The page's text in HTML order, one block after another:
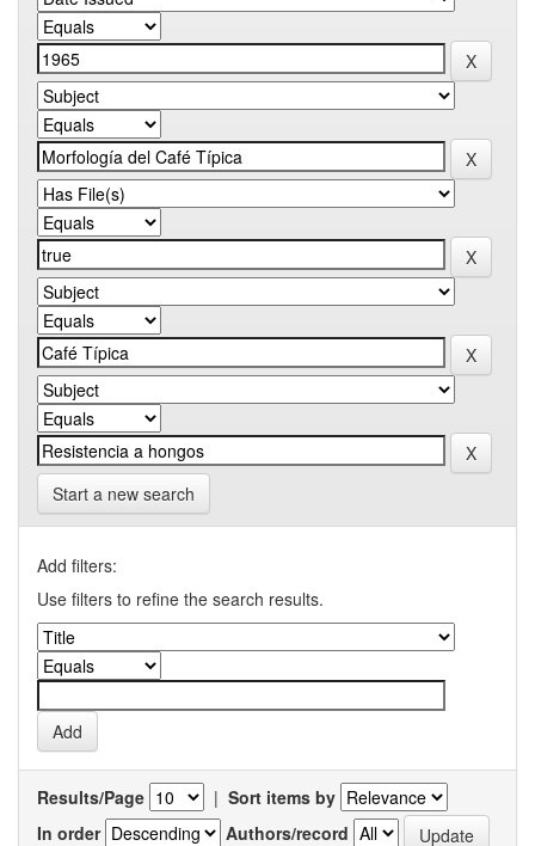
Start a new search
Add filters:
Use filters to refine the search results.
Results/Page | Sort items by
In order
Authors/record